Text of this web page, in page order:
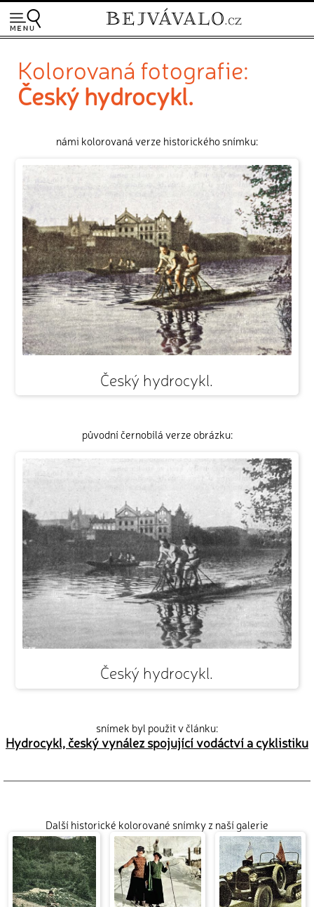
Kolorovaná fotografie:
Český hydrocykl.
námi kolorovaná verze historického snímku:
Český hydrocykl.
původní černobílá verze obrázku:
Český hydrocykl.
snímek byl použit v článku:
Hydrocykl, český vynález spojující vodáctví a cyklistiku
Další historické kolorované snímky z naší galerie